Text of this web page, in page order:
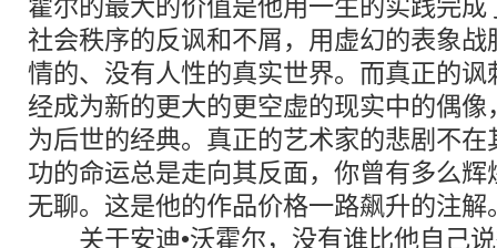
霍尔的最大的价值是他用一生的实践完
社会秩序的反讽和不屑，用虚幻的表象
情的、没有人性的真实世界。而真正的
经成为新的更大的更空虚的现实中的偶
为后世的经典。真正的艺术家的悲剧不
功的命运总是走向其反面，你曾有多么
无聊。这是他的作品价格一路飙升的注解
关于安迪•沃霍尔，没有谁比他自己说